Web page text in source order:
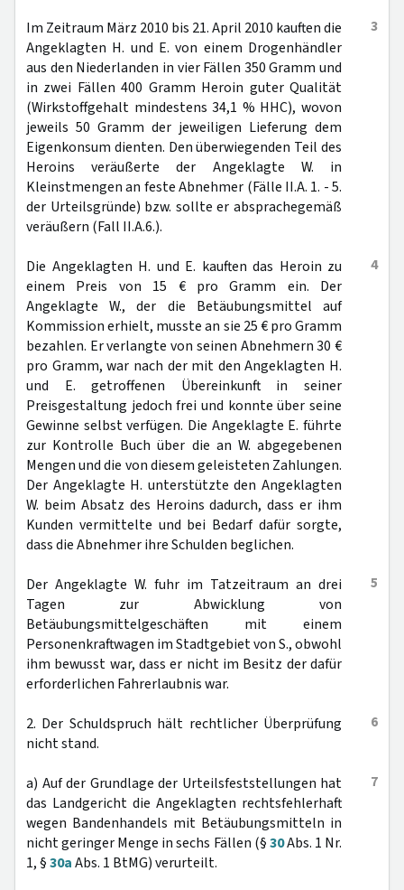
3
Im Zeitraum März 2010 bis 21. April 2010 kauften die
Angeklagten H. und E. von einem Drogenhändler
aus den Niederlanden in vier Fällen 350 Gramm und
in zwei Fällen 400 Gramm Heroin guter Qualität
(Wirkstoffgehalt mindestens 34,1 % HHC), wovon
jeweils 50 Gramm der jeweiligen Lieferung dem
Eigenkonsum dienten. Den überwiegenden Teil des
Heroins veräußerte der Angeklagte W. in
Kleinstmengen an feste Abnehmer (Fälle II.A. 1. - 5.
der Urteilsgründe) bzw. sollte er absprachegemäß
veräußern (Fall II.A.6.).
4
Die Angeklagten H. und E. kauften das Heroin zu
einem Preis von 15 € pro Gramm ein. Der
Angeklagte W., der die Betäubungsmittel auf
Kommission erhielt, musste an sie 25 € pro Gramm
bezahlen. Er verlangte von seinen Abnehmern 30 €
pro Gramm, war nach der mit den Angeklagten H.
und E. getroffenen Übereinkunft in seiner
Preisgestaltung jedoch frei und konnte über seine
Gewinne selbst verfügen. Die Angeklagte E. führte
zur Kontrolle Buch über die an W. abgegebenen
Mengen und die von diesem geleisteten Zahlungen.
Der Angeklagte H. unterstützte den Angeklagten
W. beim Absatz des Heroins dadurch, dass er ihm
Kunden vermittelte und bei Bedarf dafür sorgte,
dass die Abnehmer ihre Schulden beglichen.
5
Der Angeklagte W. fuhr im Tatzeitraum an drei
Tagen zur Abwicklung von
Betäubungsmittelgeschäften mit einem
Personenkraftwagen im Stadtgebiet von S., obwohl
ihm bewusst war, dass er nicht im Besitz der dafür
erforderlichen Fahrerlaubnis war.
6
2. Der Schuldspruch hält rechtlicher Überprüfung
nicht stand.
7
a) Auf der Grundlage der Urteilsfeststellungen hat
das Landgericht die Angeklagten rechtsfehlerhaft
wegen Bandenhandels mit Betäubungsmitteln in
nicht geringer Menge in sechs Fällen (§30Abs. 1 Nr.
1, §30aAbs. 1 BtMG) verurteilt.